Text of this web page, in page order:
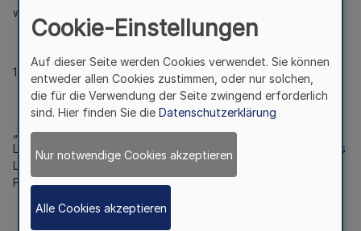
wie folgt geändert:
1. Die Verordnung wird wie folgt neu bezeichnet:
„Verordnung über die Ausbildung und Prüfung für die
Laufbahn des höheren agrarwirtschaftlichen Dienstes und des
Lehramtes an Berufskollegs der agrarwirtschaftlichen
Fachrichtung im Land Nordrhein-Westfalen (VAPhagrD)“.
Cookie-Einstellungen
Auf dieser Seite werden Cookies verwendet. Sie können
entweder allen Cookies zustimmen, oder nur solchen,
die für die Verwendung der Seite zwingend erforderlich
sind. Hier finden Sie die Datenschutzerklärung
Nur notwendige Cookies akzeptieren
Alle Cookies akzeptieren